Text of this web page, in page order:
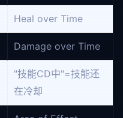
Heal over Time
Damage over Time
"技能CD中"=技能还
在冷却